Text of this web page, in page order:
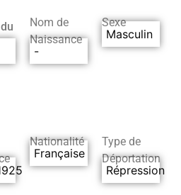
Nom de
Naissance
-
Sexe
Masculin
Nationalité
Française
Type de
Déportation
Répression